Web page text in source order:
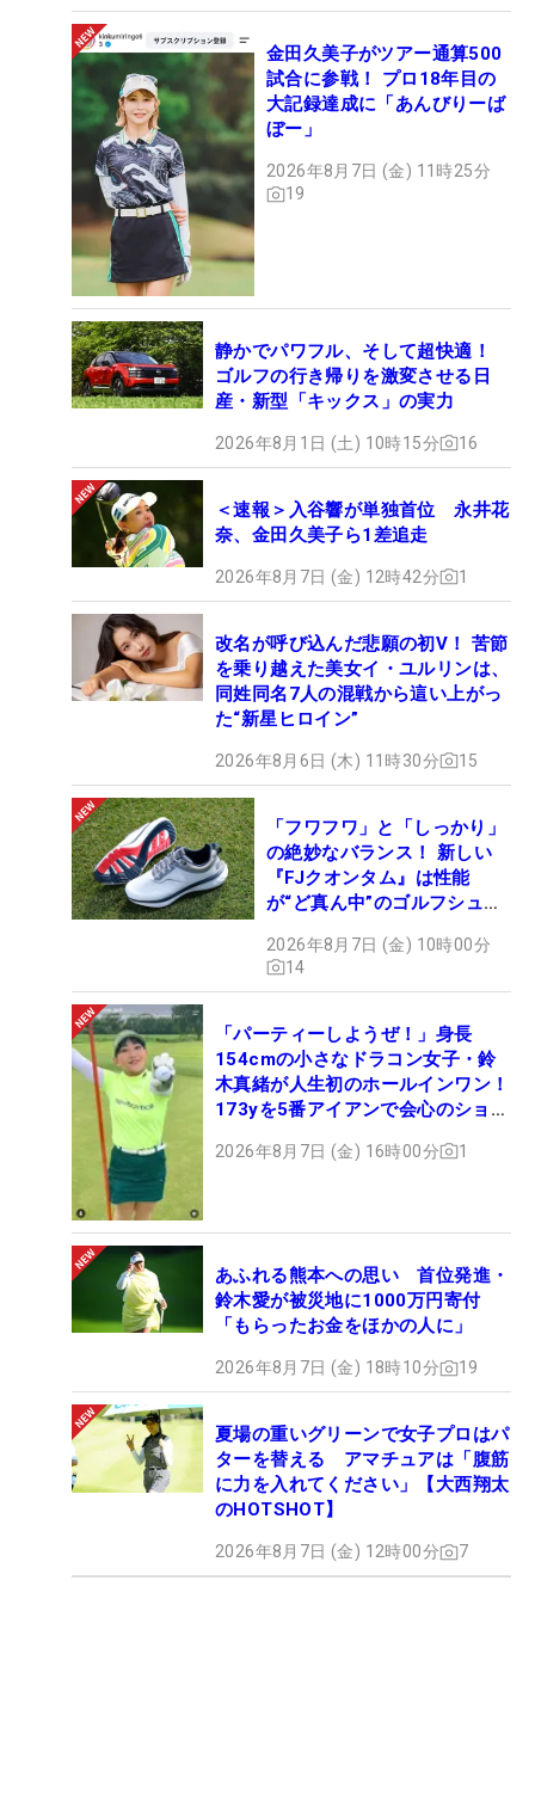
金田久美子がツアー通算500
試合に参戦！ プロ18年目の
大記録達成に「あんびりーば
ぼー」
2026年8月7日 (金) 11時25分
19
静かでパワフル、そして超快適！
ゴルフの行き帰りを激変させる日
産・新型「キックス」の実力
2026年8月1日 (土) 10時15分 16
＜速報＞入谷響が単独首位 永井花
奈、金田久美子ら1差追走
2026年8月7日 (金) 12時42分 1
改名が呼び込んだ悲願の初V！ 苦節
を乗り越えた美女イ・ユルリンは、
同姓同名7人の混戦から這い上がっ
た“新星ヒロイン”
2026年8月6日 (木) 11時30分 15
「フワフワ」と「しっかり」
の絶妙なバランス！ 新しい
『FJクオンタム』は性能
が“ど真ん中”のゴルフシュー
2026年8月7日 (金) 10時00分
14
「パーティーしようぜ！」身長
154cmの小さなドラコン女子・鈴
木真緒が人生初のホールインワン！
173yを5番アイアンで会心のショッ
2026年8月7日 (金) 16時00分 1
あふれる熊本への思い 首位発進・
鈴木愛が被災地に1000万円寄付
「もらったお金をほかの人に」
2026年8月7日 (金) 18時10分 19
夏場の重いグリーンで女子プロはパ
ターを替える アマチュアは「腹筋
に力を入れてください」【大西翔太
のHOTSHOT】
2026年8月7日 (金) 12時00分 7